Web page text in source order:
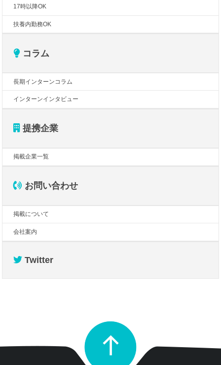
17時以降OK
扶養内勤務OK
コラム
長期インターンコラム
インターンインタビュー
提携企業
掲載企業一覧
お問い合わせ
掲載について
会社案内
Twitter